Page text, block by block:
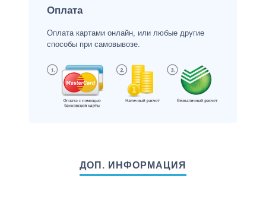
Оплата
Оплата картами онлайн, или любые другие
способы при самовывозе.